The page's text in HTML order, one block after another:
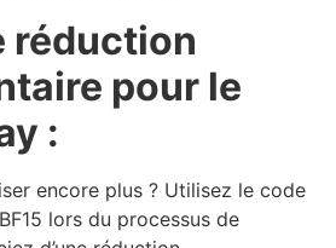
réduction
pour le
:
encore plus ? Utilisez le code
lors du processus de